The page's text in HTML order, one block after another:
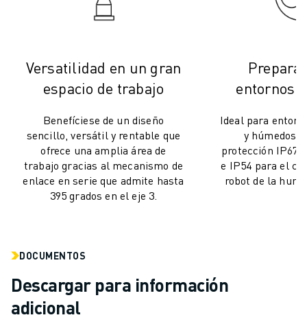
FORMACIÓN Y EDUCACIÓN
WORLDSKILLS Y JÓVENES TALENTOS
EVENTOS EDUCATIVOS
NOTICIAS Y MEDIOS DE COMUNICACIÓN
EVENTOS
EVENTOS EDUCATIVOS
SOBRE FANUC
SOBRE FANUC
SOSTENIBILIDAD
DÉ FORMA A SU FUTURO CON FANUC
ÚNASE A NOSOTROS " PORTAL DE EMPLEO
Versatilidad en un gran
espacio de trabajo
Benefíciese de un diseño
sencillo, versátil y rentable que
ofrece una amplia área de
trabajo gracias al mecanismo de
enlace en serie que admite hasta
395 grados en el eje 3.
entornos
Ideal para
y húmedos,
protección IP67
e IP54 para el
robot de la
DOCUMENTOS
Descargar para información
adicional